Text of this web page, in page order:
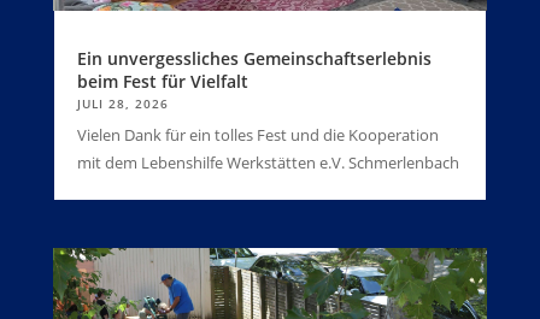
Ein unvergessliches Gemeinschaftserlebnis
beim Fest für Vielfalt
JULI 28, 2026
Vielen Dank für ein tolles Fest und die Kooperation
mit dem Lebenshilfe Werkstätten e.V. Schmerlenbach